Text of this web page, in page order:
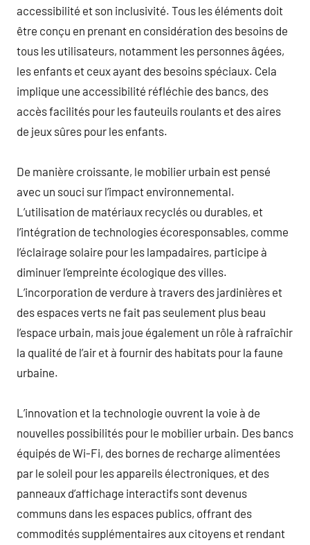
accessibilité et son inclusivité. Tous les éléments doit
être conçu en prenant en considération des besoins de
tous les utilisateurs, notamment les personnes âgées,
les enfants et ceux ayant des besoins spéciaux. Cela
implique une accessibilité réfléchie des bancs, des
accès facilités pour les fauteuils roulants et des aires
de jeux sûres pour les enfants.
De manière croissante, le mobilier urbain est pensé
avec un souci sur l’impact environnemental.
L’utilisation de matériaux recyclés ou durables, et
l’intégration de technologies écoresponsables, comme
l’éclairage solaire pour les lampadaires, participe à
diminuer l’empreinte écologique des villes.
L’incorporation de verdure à travers des jardinières et
des espaces verts ne fait pas seulement plus beau
l’espace urbain, mais joue également un rôle à rafraîchir
la qualité de l’air et à fournir des habitats pour la faune
urbaine.
L’innovation et la technologie ouvrent la voie à de
nouvelles possibilités pour le mobilier urbain. Des bancs
équipés de Wi-Fi, des bornes de recharge alimentées
par le soleil pour les appareils électroniques, et des
panneaux d’affichage interactifs sont devenus
communs dans les espaces publics, offrant des
commodités supplémentaires aux citoyens et rendant